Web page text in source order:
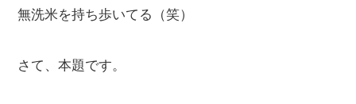
無洗米を持ち歩いてる（笑）
さて、本題です。